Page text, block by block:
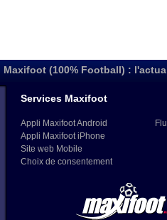
Maxifoot (100% Football) :
Services Maxifoot
Appli Maxifoot Android
Appli Maxifoot iPhone
Site web Mobile
Choix de consentement